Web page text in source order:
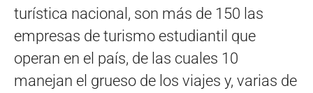
turística nacional, son más de 150 las
empresas de turismo estudiantil que
operan en el país, de las cuales 10
manejan el grueso de los viajes y, varias de